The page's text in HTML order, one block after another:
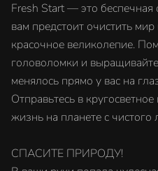
Fresh Start — это беспечная
вам предстоит очистить
красочное великолепие.
головоломки и
менялось прямо у вас на
Отправьтесь в
жизнь на планете с чистого
СПАСИТЕ ПРИРОДУ!